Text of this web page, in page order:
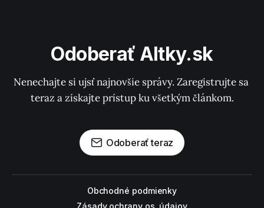
Odoberať Altky.sk
Nenechajte si ujsť najnovšie správy. Zaregistrujte sa
teraz a získajte prístup ku všetkým článkom.
Odoberať teraz
Obchodné podmienky
Zásady ochrany os. údajov